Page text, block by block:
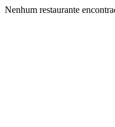
Nenhum restaurante